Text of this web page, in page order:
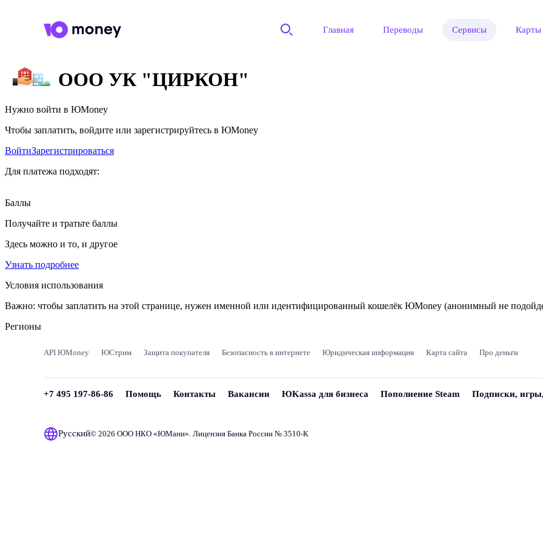
Главная Переводы Сервисы Карты
ООО УК "ЦИРКОН"
Нужно войти в ЮMoney
Чтобы заплатить, войдите или зарегистрируйтесь в ЮMoney
ВойтиЗарегистрироваться
Для платежа подходят:
Баллы
Получайте и тратьте баллы
Здесь можно и то, и другое
Узнать подробнее
Условия использования
Важно: чтобы заплатить на этой странице, нужен именной или идентифицированный кошелёк ЮMoney (анонимный не
Регионы
API ЮMoney ЮСтрим Защита покупателя Безопасность в интернете Юридическая информация Карта сайта Про деньги
+7 495 197-86-86 Помощь Контакты Вакансии ЮKassa для бизнеса Пополнение Steam Подписки,
Русский© 2026 ООО НКО «ЮМани». Лицензия Банка России № 3510‑К